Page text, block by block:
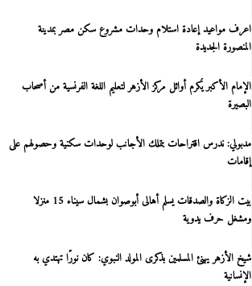
اعرف مواعيد إعادة استلام وحدات مشروع سكن مصر بمدينة
المنصورة الجديدة
الإمام الأكبر يُكرم أوائل مركز الأزهر لتعليم اللغة الفرنسية من أصحاب
البصيرة
مدبولي: ندرس اقتراحات بتملك الأجانب لوحدات سكنية وحصولهم على
إقامات
بيت الزكاة والصدقات يسلم أهالى أبوصوان بشمال سيناء 15 منزلا
ومشغل حرف يدوية
شيخ الأزهر يهنئ المسلمين بذكرى المولد النبوي: كان نورًا تهتدي به
الإنسانية